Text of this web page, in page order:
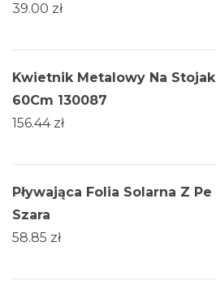
39.00 zł
Kwietnik Metalowy Na
60Cm 130087
156.44 zł
Pływająca Folia Solarna Z Pe
Szara
58.85 zł